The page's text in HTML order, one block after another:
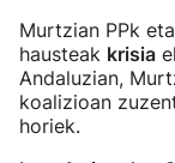
Murtzian PPk
hausteak krisia
Andaluzian,
koalizioan
horiek.